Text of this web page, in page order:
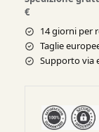
€
14 giorni per
Taglie
Supporto via